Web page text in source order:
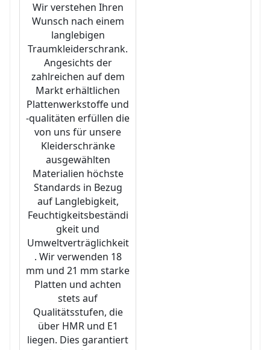
Wir verstehen Ihren
Wunsch nach einem
langlebigen
Traumkleiderschrank.
Angesichts der
zahlreichen auf dem
Markt erhältlichen
Plattenwerkstoffe und
-qualitäten erfüllen die
von uns für unsere
Kleiderschränke
ausgewählten
Materialien höchste
Standards in Bezug
auf Langlebigkeit,
Feuchtigkeitsbeständi
gkeit und
Umweltverträglichkeit
. Wir verwenden 18
mm und 21 mm starke
Platten und achten
stets auf
Qualitätsstufen, die
über HMR und E1
liegen. Dies garantiert